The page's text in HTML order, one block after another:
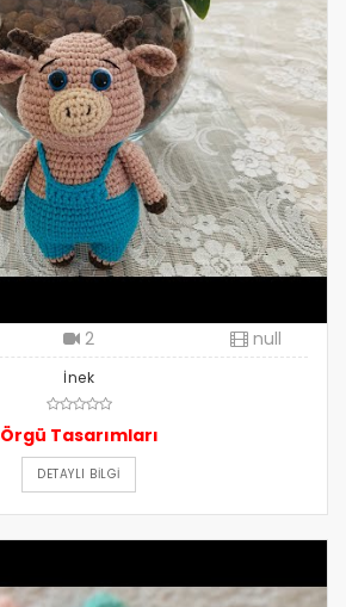
2 null
İnek
Örgü Tasarımları
DETAYLI BILGI